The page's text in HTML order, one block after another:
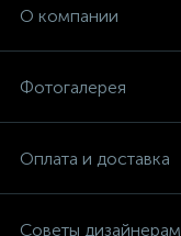
О компании
Фотогалерея
Оплата и доставка
Советы дизайнерам